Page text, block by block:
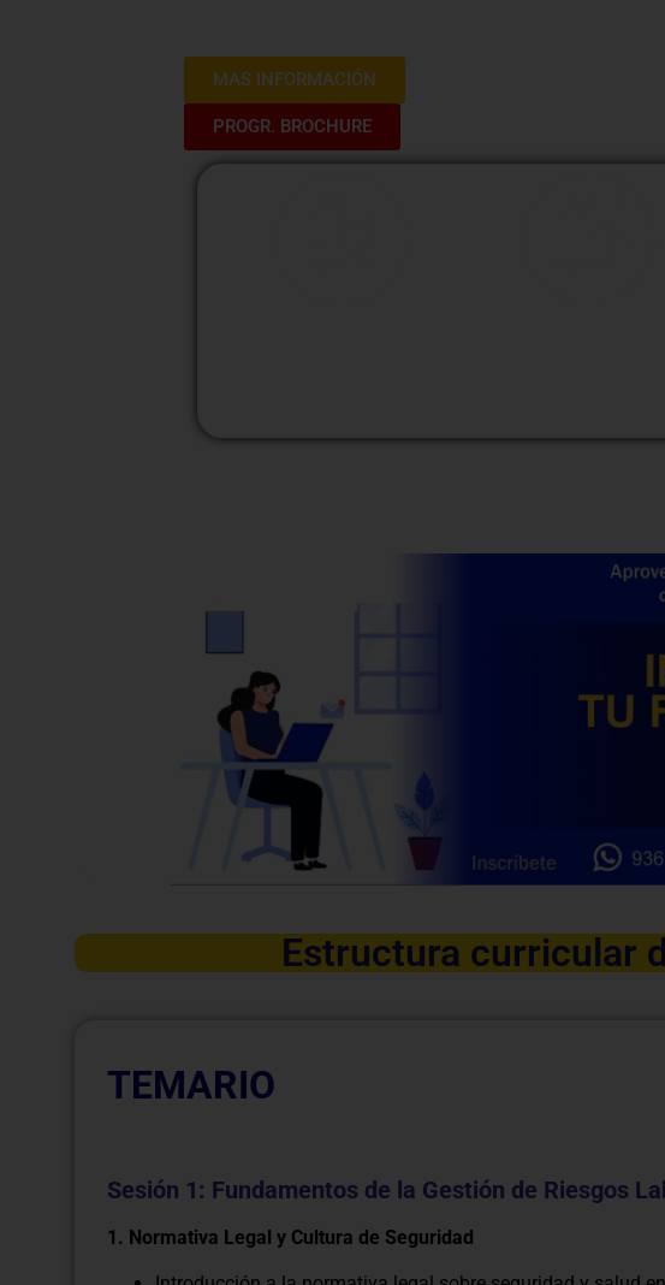
MAS INFORMACIÓN
PROGR. BROCHURE
Estructura curricular
TEMARIO
Sesión 1: Fundamentos de la Gestión de Riesgos
1. Normativa Legal y Cultura de Seguridad